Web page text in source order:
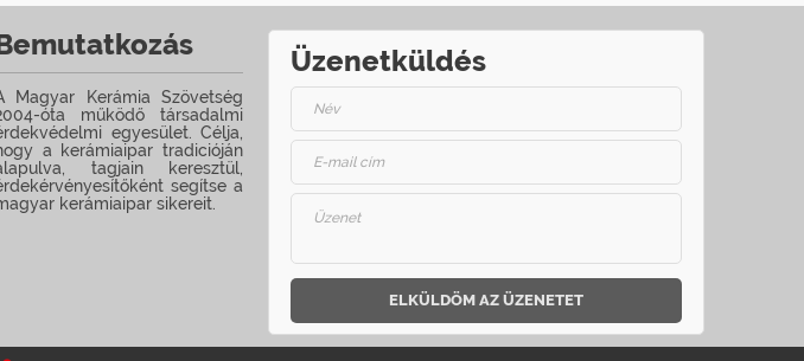
Magyar Kerámia Szövetség
óta működő társadalmi
egyesület. Célja,
a kerámiaipar tradicióján
tagjain keresztül,
segítse a
kerámiaipar sikereit.
Üzenetküldés
ELKÜLDÖM AZ ÜZENETET